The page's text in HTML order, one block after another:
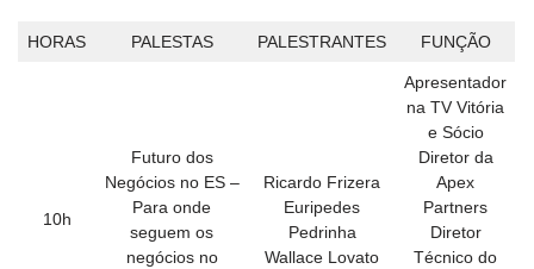
HORAS PALESTAS PALESTRANTES FUNÇÃO
10h
Futuro dos
Negócios no ES –
Para onde
seguem os
negócios no
Ricardo Frizera
Euripedes
Pedrinha
Wallace Lovato
Apresentador
na TV Vitória
e Sócio
Diretor da
Apex
Partners
Diretor
Técnico do